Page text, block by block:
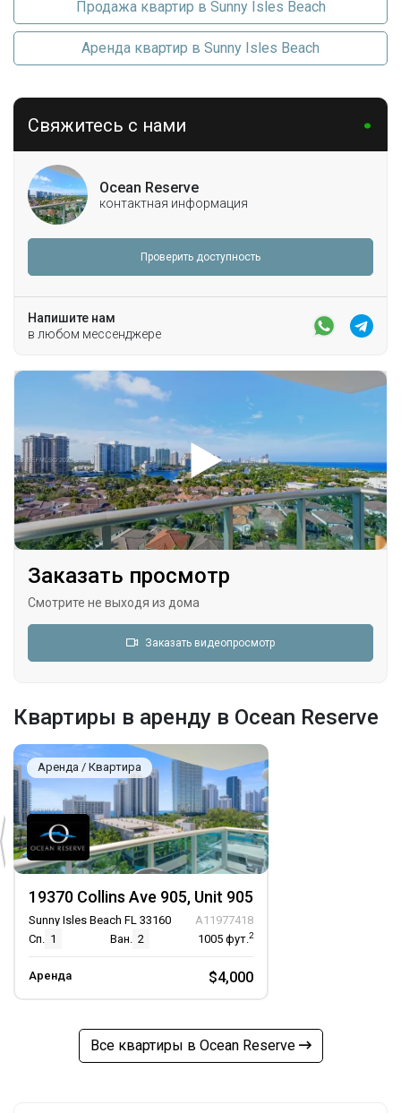
Продажа квартир в Sunny Isles Beach
Аренда квартир в Sunny Isles Beach
Свяжитесь с нами
Ocean Reserve
контактная информация
Проверить доступность
Напишите нам
в любом мессенджере
Заказать просмотр
Смотрите не выходя из дома
Заказать видеопросмотр
Квартиры в аренду в Ocean Reserve
Аренда / Квартира
19370 Collins Ave 905, Unit 905
Sunny Isles Beach FL 33160
A11977418
Сп. 1 Ван. 2 1005 фут.2
Аренда $4,000
Все квартиры в Ocean Reserve